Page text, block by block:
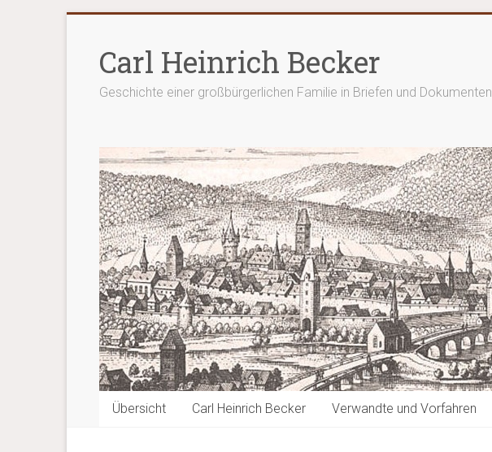
springenCarl Heinrich Becker
Geschichte einer großbürgerlichen Familie in Briefen und Dokumenten
Übersicht Carl Heinrich Becker Verwandte und Vorfahren